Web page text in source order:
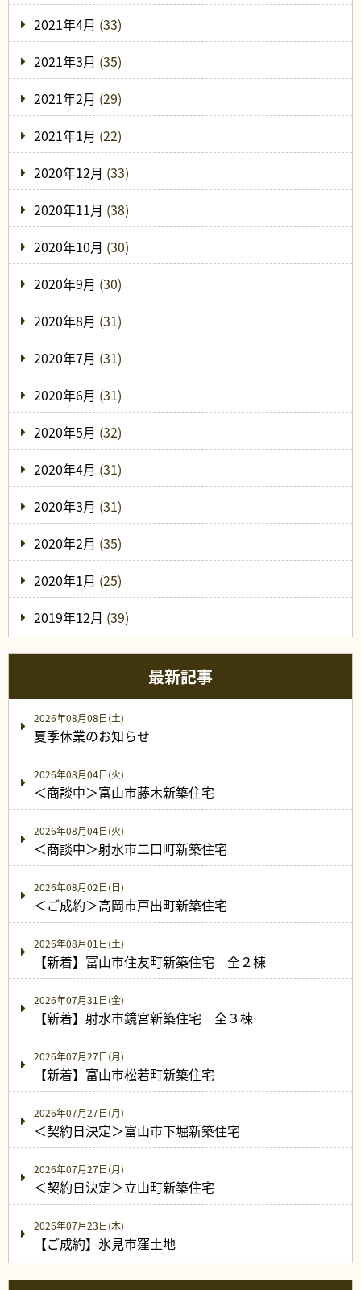
2021年4月 (33)
2021年3月 (35)
2021年2月 (29)
2021年1月 (22)
2020年12月 (33)
2020年11月 (38)
2020年10月 (30)
2020年9月 (30)
2020年8月 (31)
2020年7月 (31)
2020年6月 (31)
2020年5月 (32)
2020年4月 (31)
2020年3月 (31)
2020年2月 (35)
2020年1月 (25)
2019年12月 (39)
最新記事
2026年08月08日(土)
夏季休業のお知らせ
2026年08月04日(火)
＜商談中＞富山市藤木新築住宅
2026年08月04日(火)
＜商談中＞射水市二口町新築住宅
2026年08月02日(日)
＜ご成約＞高岡市戸出町新築住宅
2026年08月01日(土)
【新着】富山市住友町新築住宅 全２棟
2026年07月31日(金)
【新着】射水市鏡宮新築住宅 全３棟
2026年07月27日(月)
【新着】富山市松若町新築住宅
2026年07月27日(月)
＜契約日決定＞富山市下堀新築住宅
2026年07月27日(月)
＜契約日決定＞立山町新築住宅
2026年07月23日(木)
【ご成約】氷見市窪土地